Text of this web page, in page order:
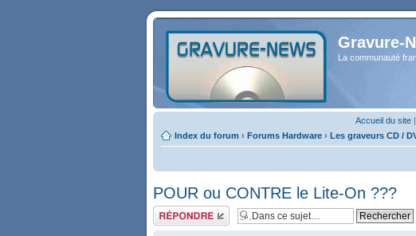
Gravure-
La communauté
Accueil du site|
Index du forum › Forums Hardware › Les graveurs CD /
POUR ou CONTRE le Lite-On ???
Répondre